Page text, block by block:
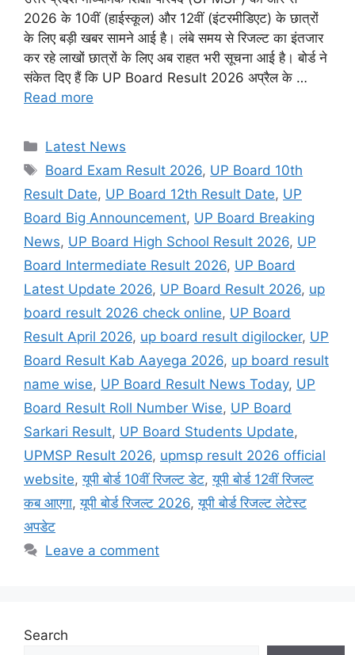
2026 के 10वीं (हाईस्कूल) और 12वीं (इंटरमीडिएट) के छात्रों
के लिए बड़ी खबर सामने आई है। लंबे समय से रिजल्ट का इंतजार
कर रहे लाखों छात्रों के लिए अब राहत भरी सूचना आई है। बोर्ड ने
संकेत दिए हैं कि UP Board Result 2026 अप्रैल के …
Read more
Categories
Latest News
Tags
Board Exam Result 2026, UP Board 10th
Result Date, UP Board 12th Result Date, UP
Board Big Announcement, UP Board Breaking
News, UP Board High School Result 2026, UP
Board Intermediate Result 2026, UP Board
Latest Update 2026, UP Board Result 2026, up
board result 2026 check online, UP Board
Result April 2026, up board result digilocker, UP
Board Result Kab Aayega 2026, up board result
name wise, UP Board Result News Today, UP
Board Result Roll Number Wise, UP Board
Sarkari Result, UP Board Students Update,
UPMSP Result 2026, upmsp result 2026 official
website,यूपी बोर्ड 10वीं रिजल्ट डेट,यूपी बोर्ड 12वीं रिजल्ट
कब आएगा,यूपी बोर्ड रिजल्ट 2026,यूपी बोर्ड रिजल्ट लेटेस्ट
अपडेट
Leave a comment
Search